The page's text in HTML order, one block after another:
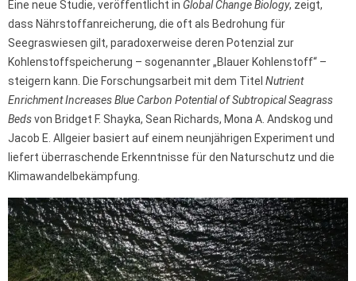
Eine neue Studie, veröffentlicht in Global Change Biology, zeigt,
dass Nährstoffanreicherung, die oft als Bedrohung für
Seegraswiesen gilt, paradoxerweise deren Potenzial zur
Kohlenstoffspeicherung – sogenannter „Blauer Kohlenstoff“ –
steigern kann. Die Forschungsarbeit mit dem Titel Nutrient
Enrichment Increases Blue Carbon Potential of Subtropical Seagrass
Bedsvon Bridget F. Shayka, Sean Richards, Mona A. Andskog und
Jacob E. Allgeier basiert auf einem neunjährigen Experiment und
liefert überraschende Erkenntnisse für den Naturschutz und die
Klimawandelbekämpfung.